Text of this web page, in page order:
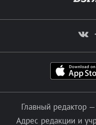
Главный редактор
Адрес редакции и